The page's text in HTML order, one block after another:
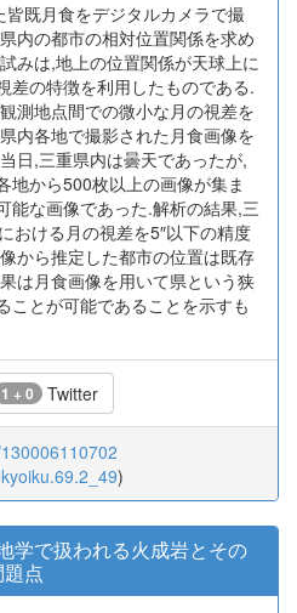
既月食をデジタルカメラで撮
内の都市の相対位置関係を求め
みは,地上の位置関係が天球上に
差の特徴を利用したものである.
測地点間での微小な月の視差を
内各地で撮影された月食画像を
日,三重県内は曇天であったが,
地から500枚以上の画像が集ま
能な画像であった.解析の結果,三
おける月の視差を5″以下の精度
から推定した都市の位置は既存
は月食画像を用いて県という狭
ことが可能であることを示すも
1 + 0 Twitter
)
学で扱われる火成岩とその
点